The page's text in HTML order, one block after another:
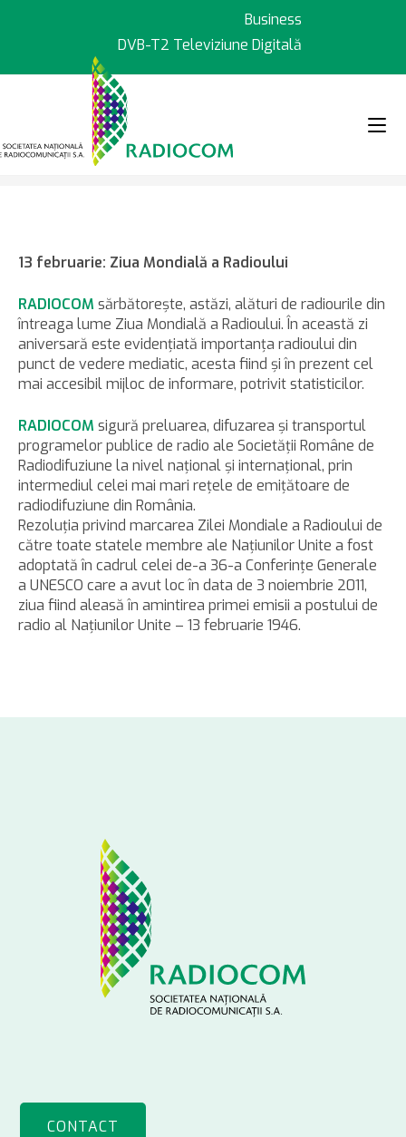
Business
DVB-T2 Televiziune Digitală
> Știri
13 februarie: Ziua Mondială a Radioului
RADIOCOM sărbătoreşte, astăzi, alături de radiourile din
întreaga lume Ziua Mondială a Radioului. În această zi
aniversară este evidenţiată importanţa radioului din
punct de vedere mediatic, acesta fiind şi în prezent cel
mai accesibil mijloc de informare, potrivit statisticilor.
RADIOCOM sigură preluarea, difuzarea şi transportul
programelor publice de radio ale Societăţii Române de
Radiodifuziune la nivel naţional şi internaţional, prin
intermediul celei mai mari reţele de emiţătoare de
radiodifuziune din România.
Rezoluţia privind marcarea Zilei Mondiale a Radioului de
către toate statele membre ale Naţiunilor Unite a fost
adoptată în cadrul celei de-a 36-a Conferinţe Generale
a UNESCO care a avut loc în data de 3 noiembrie 2011,
ziua fiind aleasă în amintirea primei emisii a postului de
radio al Naţiunilor Unite – 13 februarie 1946.
CONTACT